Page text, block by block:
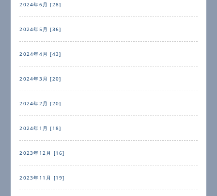
2024年6月 [28]
2024年5月 [36]
2024年4月 [43]
2024年3月 [20]
2024年2月 [20]
2024年1月 [18]
2023年12月 [16]
2023年11月 [19]